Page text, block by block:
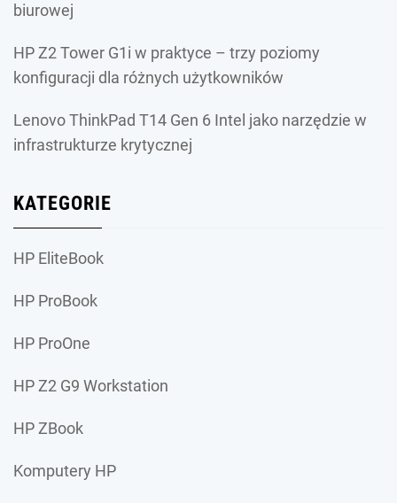
biurowej
HP Z2 Tower G1i w praktyce – trzy poziomy
konfiguracji dla różnych użytkowników
Lenovo ThinkPad T14 Gen 6 Intel jako narzędzie w
infrastrukturze krytycznej
KATEGORIE
HP EliteBook
HP ProBook
HP ProOne
HP Z2 G9 Workstation
HP ZBook
Komputery HP